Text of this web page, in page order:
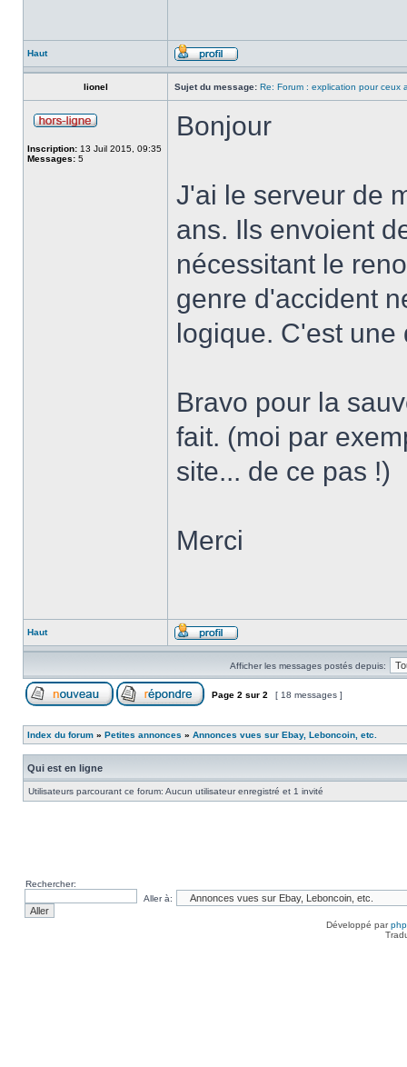
Haut
lionel Sujet du message: Re: Forum : explication pour ceux
Inscription: 13 Juil 2015, 09:35
Messages: 5
Bonjour
J'ai le serveur de
ans. Ils envoient
nécessitant le
genre d'accident
logique. C'est
Bravo pour la
fait. (moi par
site... de ce pas !)
Merci
Haut
Afficher les messages postés depuis:
Page 2 sur 2 [ 18 messages ]
Index du forum » Petites annonces » Annonces vues sur Ebay, Leboncoin, etc.
Qui est en ligne
Utilisateurs parcourant ce forum: Aucun utilisateur enregistré et 1 invité
Rechercher:
Aller à:
Développé par